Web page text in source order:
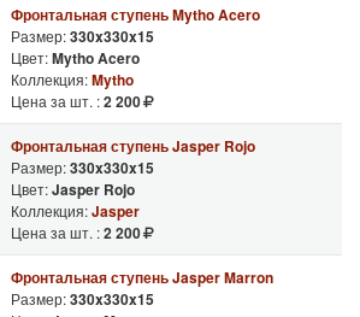
Фронтальная ступень Mytho Acero
Размер:330x330x15
Цвет:Mytho Acero
Коллекция:Mytho
Цена за шт. :2 200
Фронтальная ступень Jasper Rojo
Размер:330x330x15
Цвет:Jasper Rojo
Коллекция:Jasper
Цена за шт. :2 200
Фронтальная ступень Jasper Marron
Размер:330x330x15